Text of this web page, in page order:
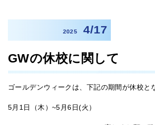
2025 4/17
GWの休校に関して
ゴールデンウィークは、下記の期間が休校と
5月1日（木）~5月6日(火）